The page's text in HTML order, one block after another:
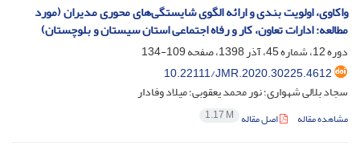
واکاوی، اولویت بندی و ارائه الگوی شایستگی‌های محوری مدیران (مورد
مطالعه: ادارات تعاون، کار و رفاه اجتماعی استان سیستان و بلوچستان)
دوره 12، شماره 45، آذر 1398، صفحه
109-134
10.22111/JMR.2020.30225.4612
سجاد بلالی شهواری؛ نور محمد یعقوبی؛ میلاد وفادار
مشاهده مقاله اصل مقاله 1.17 M